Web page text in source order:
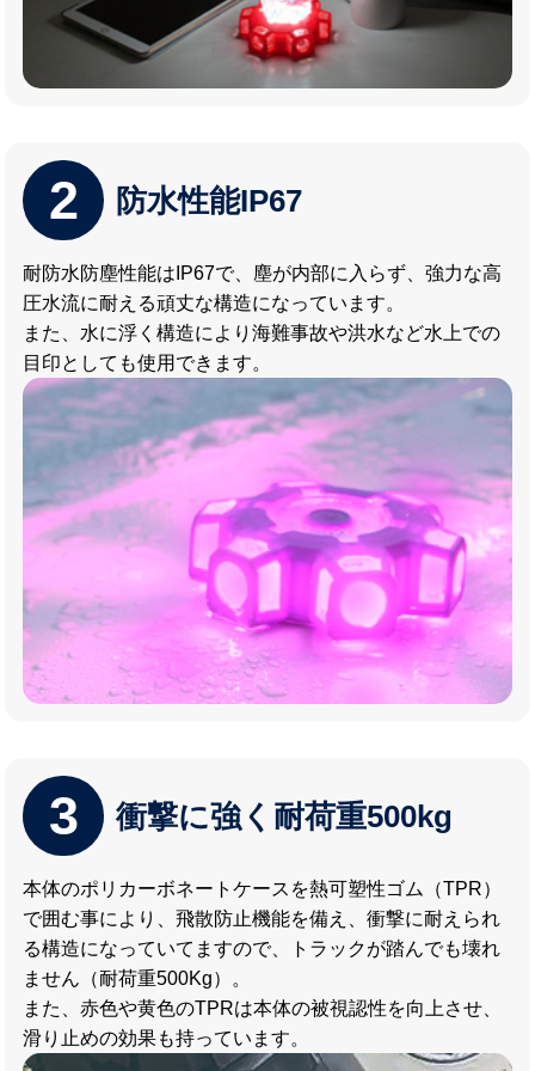
2 防水性能IP67
耐防水防塵性能はIP67で、塵が内部に入らず、強力な高
圧水流に耐える頑丈な構造になっています。
また、水に浮く構造により海難事故や洪水など水上での
目印としても使用できます。
3 衝撃に強く耐荷重500kg
本体のポリカーボネートケースを熱可塑性ゴム（TPR）
で囲む事により、飛散防止機能を備え、衝撃に耐えられ
る構造になっていてますので、トラックが踏んでも壊れ
ません（耐荷重500Kg）。
また、赤色や黄色のTPRは本体の被視認性を向上させ、
滑り止めの効果も持っています。